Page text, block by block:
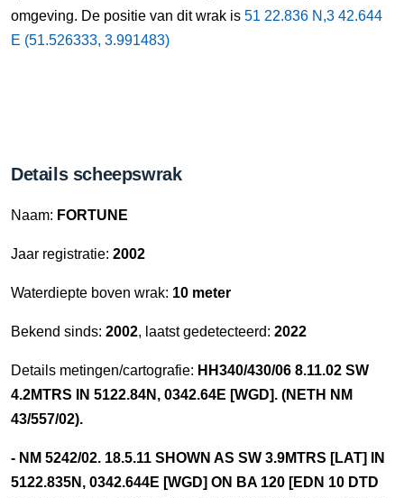
omgeving. De positie van dit wrak is 51 22.836 N,3 42.644
E (51.526333, 3.991483)
Details scheepswrak
Naam: FORTUNE
Jaar registratie: 2002
Waterdiepte boven wrak: 10 meter
Bekend sinds: 2002, laatst gedetecteerd: 2022
Details metingen/cartografie: HH340/430/06 8.11.02 SW
4.2MTRS IN 5122.84N, 0342.64E [WGD]. (NETH NM
43/557/02).
- NM 5242/02. 18.5.11 SHOWN AS SW 3.9MTRS [LAT] IN
5122.835N, 0342.644E [WGD] ON BA 120 [EDN 10 DTD